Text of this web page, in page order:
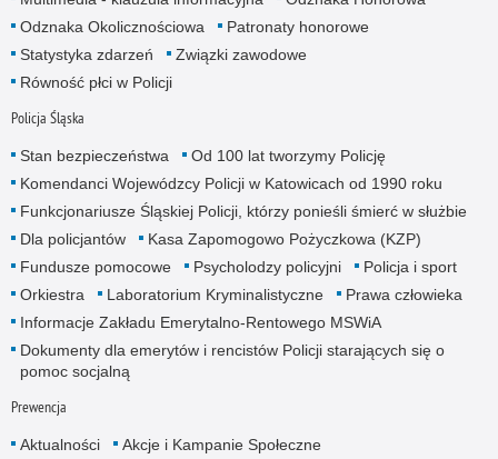
Odznaka Okolicznościowa
Patronaty honorowe
Statystyka zdarzeń
Związki zawodowe
Równość płci w Policji
Policja Śląska
Stan bezpieczeństwa
Od 100 lat tworzymy Policję
Komendanci Wojewódzcy Policji w Katowicach od 1990 roku
Funkcjonariusze Śląskiej Policji, którzy ponieśli śmierć w służbie
Dla policjantów
Kasa Zapomogowo Pożyczkowa (KZP)
Fundusze pomocowe
Psycholodzy policyjni
Policja i sport
Orkiestra
Laboratorium Kryminalistyczne
Prawa człowieka
Informacje Zakładu Emerytalno-Rentowego MSWiA
Dokumenty dla emerytów i rencistów Policji starających się o
pomoc socjalną
Prewencja
Aktualności
Akcje i Kampanie Społeczne